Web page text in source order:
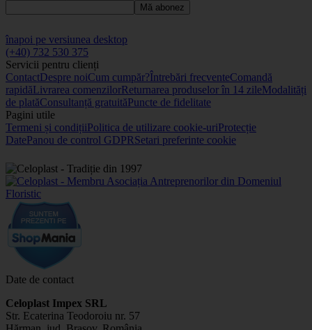
Mă abonez
înapoi pe versiunea desktop
(+40) 732 530 375
Servicii pentru clienți
ContactDespre noiCum cumpăr?Întrebări frecventeComandă
rapidăLivrarea comenzilorReturnarea produselor în 14 zileModalități
de platăConsultanță gratuităPuncte de fidelitate
Pagini utile
Termeni și condițiiPolitica de utilizare cookie-uriProtecție
DatePanou de control GDPRSetari preferinte cookie
Date de contact
Celoplast Impex SRL
Str. Ecaterina Teodoroiu nr. 57